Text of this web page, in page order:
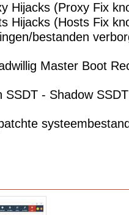
Hijacks (Proxy Fix
Hijacks (Hosts Fix
bestanden
Master Boot
SSDT - Shadow